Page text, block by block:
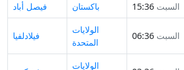
فيصل أباد
باكستان السبت 15:36
فيلادلفيا
الولايات
المتحدة
السبت 06:36
الولايات